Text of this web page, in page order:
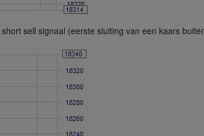
sell signaal (eerste sluiting van een kaars